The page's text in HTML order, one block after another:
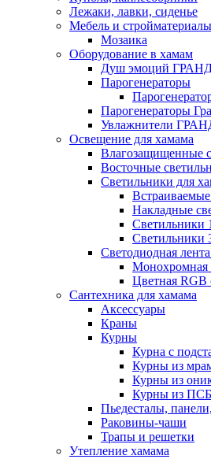
Лежаки, лавки, сиденье
Мебель и
Мозаика
Оборудование в хамам
Душ эмоций
Парогенераторы
Парогенераторы
Увлажнители
Освещение для хамама
Влагозащищенные
Восточные
Светильники для
Накладные
Светильники
Светильники
Светодиодная
Монохромная
Цветная RGB
Сантехника для хамама
Аксессуары
Краны
Курны
Курна с
Курны из
Курны из
Курны из ПСБ
Пьедесталы,
Раковины-чаши
Трапы и решетки
Утепление хамама